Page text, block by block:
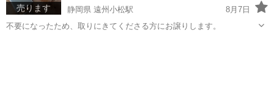
売ります 静岡県 遠州小松駅
8月7日
不要になったため、取りにきてくださる方にお譲りします。